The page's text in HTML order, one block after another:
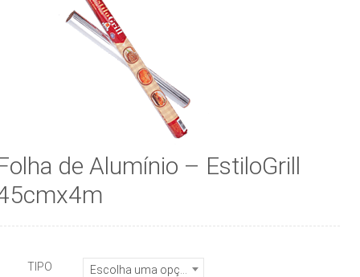
de Alumínio – EstiloGrill
TIPO